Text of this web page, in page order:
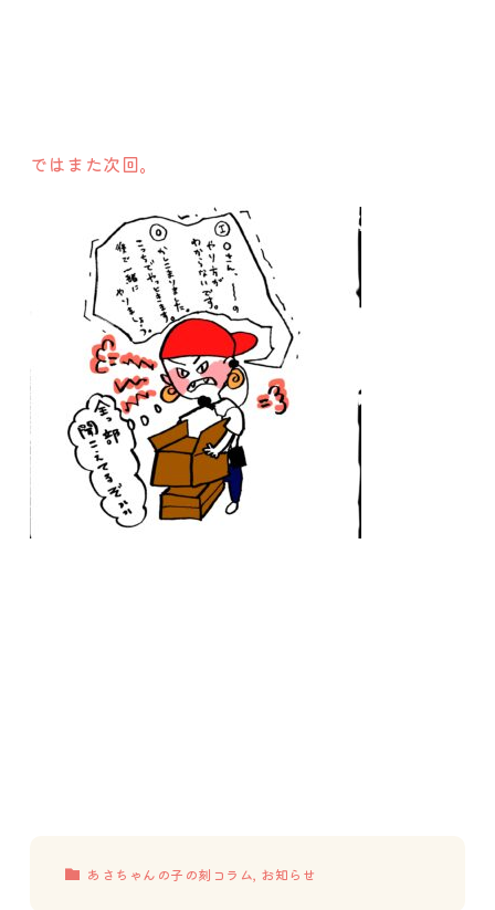
ではまた次回。
あさちゃんの子の刻コラム, お知らせ